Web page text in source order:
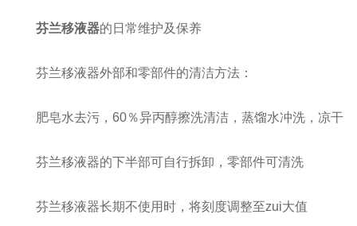
芬兰移液器的日常维护及保养
芬兰移液器外部和零部件的清洁方法：
肥皂水去污，60％异丙醇擦洗清洁，蒸馏水冲洗，凉干
芬兰移液器的下半部可自行拆卸，零部件可清洗
芬兰移液器长期不使用时，将刻度调整至zui大值